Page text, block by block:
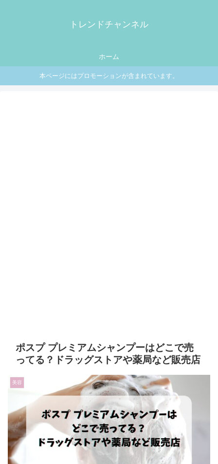
トレンドチャンネル
ホーム
本ページにはプロモーションが含まれています。
ポスプ プレミアムシャンプーはどこで売
ってる？ドラッグストアや薬局など販売店
美容